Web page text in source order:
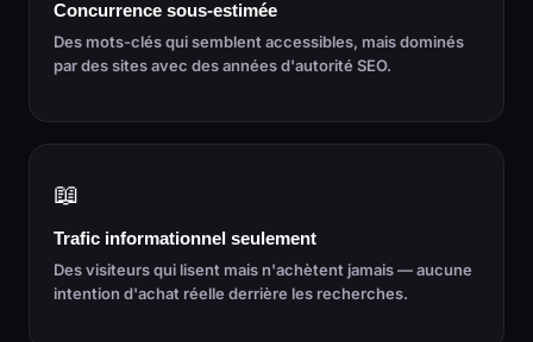
Concurrence sous-estimée
Des mots-clés qui semblent accessibles, mais dominés
par des sites avec des années d'autorité SEO.
📖
Trafic informationnel seulement
Des visiteurs qui lisent mais n'achètent jamais — aucune
intention d'achat réelle derrière les recherches.